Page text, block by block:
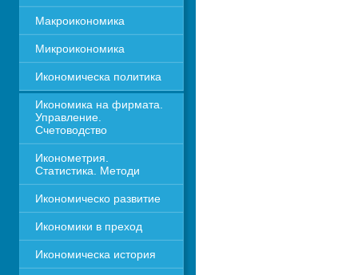
Макроикономика
Микроикономика
Икономическа политика
Икономика на фирмата.
Управление.
Счетоводство
Иконометрия.
Статистика. Методи
Икономическо развитие
Икономики в преход
Икономическа история